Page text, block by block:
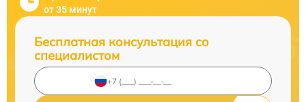
от 35 минут
Бесплатная консультация со
специалистом